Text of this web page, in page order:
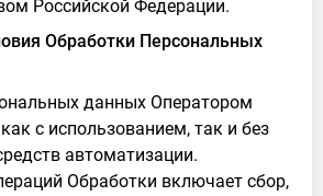
Российской Федерации.
Обработки Персональных
данных Оператором
с использованием, так и без
автоматизации.
Обработки включает сбор,